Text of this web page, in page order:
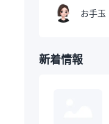
お手玉
新着情報